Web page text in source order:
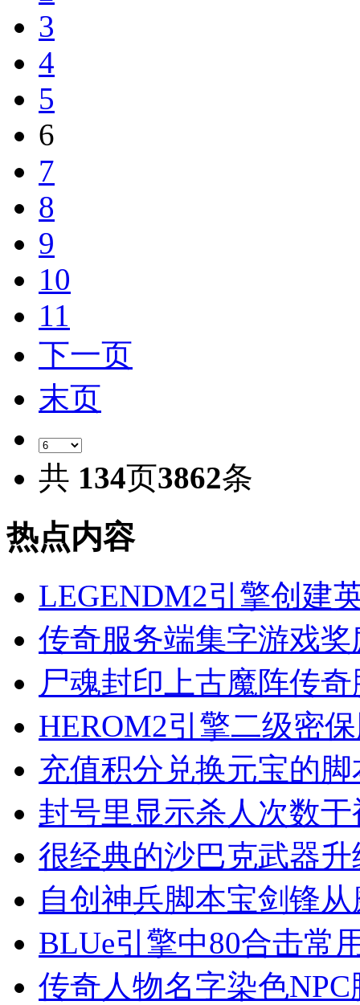
3
4
5
6
7
8
9
10
11
下一页
末页
共 134页3862条
热点内容
LEGENDM2引擎创建
传奇服务端集字游戏
尸魂封印上古魔阵传
HEROM2引擎二级密
充值积分兑换元宝的
封号里显示杀人次数
很经典的沙巴克武器
自创神兵脚本宝剑锋
BLUe引擎中80合击常
传奇人物名字染色NPC